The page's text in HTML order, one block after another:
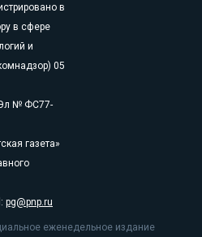
в
в сфере
и
05
Эл № ФС77-
газета»
pg@pnp.ru
еженедельное издание